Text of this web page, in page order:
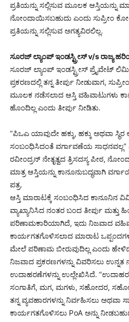
ಪ್ರತಿಯನ್ನು ಸಲ್ಲಿಸುವ ಮೂಲಕ ಆಸ್ತಿಯನ್ನು
ನೋಂದಾಯಿಸಬಹುದು ಎಂದು ಸುಪ್ರೀಂ
ಪ್ರತಿಯನ್ನು ಸಲ್ಲಿಸುವ ಅಗತ್ಯವಿರಲಿಲ್ಲ.
ಸೂರಜ್ ಲ್ಯಾಂಪ್ ಇಂಡಸ್ಟ್ರೀಸ್ v/s ರಾಜ್ಯ
ಸೂರಜ್ ಲ್ಯಾಂಪ್ ಇಂಡಸ್ಟ್ರೀಸ್ ಪ್ರೈವೇಟ್
ಪ್ರಕರಣದಲ್ಲಿ ತನ್ನ ತೀರ್ಪು ನೀಡುವಾಗ,
ಮೂಲಕ ನಡೆಸಲಾದ ಆಸ್ತಿ ವಹಿವಾಟುಗಳು
ಹೊಂದಿಲ್ಲ ಎಂದು ತೀರ್ಪು ನೀಡಿತು.
“ಪಿಒಎ ಯಾವುದೇ ಹಕ್ಕು, ಹಕ್ಕು ಅಥವಾ ಸ್ಥಿರ
ಸಂಬಂಧಿಸಿದಂತೆ ವರ್ಗಾವಣೆಯ
ರವೀಂದ್ರನ್ ನೇತೃತ್ವದ ತ್ರಿಸದಸ್ಯ ಪೀಠ,
ಮಾತ್ರ ಆಸ್ತಿಯನ್ನು ಕಾನೂನುಬದ್ಧವಾಗಿ
ಪತ್ರ.
ಆಸ್ತಿ ಮಾರಾಟಕ್ಕೆ ಸಂಬಂಧಿಸಿದ ಕಾನೂನಿನ
ವ್ಯಾಖ್ಯಾನಿಸಿದ ನಂತರ ಬಂದ ತೀರ್ಪು ಮತ್ತು
ಪರಿಣಾಮಕಾರಿಯಾಗಿದೆ, ಇದು ನಿಜವಾದ
ಕಾರ್ಯಗತಗೊಳಿಸಲಾದ ಮಾರಾಟ
ಮೇಲೆ ಪರಿಣಾಮ ಬೀರುವುದಿಲ್ಲ ಎಂದು
ನಿಜವಾದ ಪ್ರಕರಣಗಳನ್ನು ವಿವರಿಸಲು ಉನ್ನತ
ಉದಾಹರಣೆಗಳನ್ನು ಉಲ್ಲೇಖಿಸಿದೆ.
ಸಂಗಾತಿಗೆ, ಮಗ, ಮಗಳು, ಸಹೋದರ,
ತನ್ನ ವ್ಯವಹಾರಗಳನ್ನು ನಿರ್ವಹಿಸಲು ಅಥವಾ
ಕಾರ್ಯಗತಗೊಳಿಸಲು PoA ಅನ್ನು